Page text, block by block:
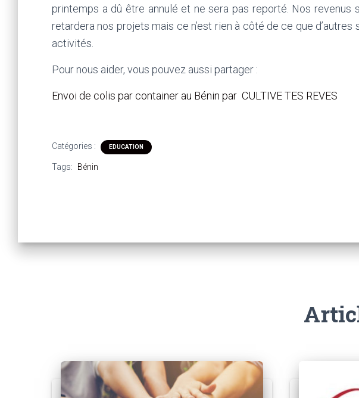
printemps a dû être annulé et ne sera pas reporté. Nos revenus
retardera nos projets mais ce n’est rien à côté de ce que
activités.
Pour nous aider, vous pouvez aussi partager :
Envoi de colis par container au Bénin par CULTIVE TES REVES
Catégories : EDUCATION
Tags: Bénin